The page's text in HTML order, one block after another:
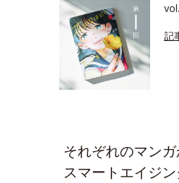
記
それぞれのマンガ
スマートエイジ